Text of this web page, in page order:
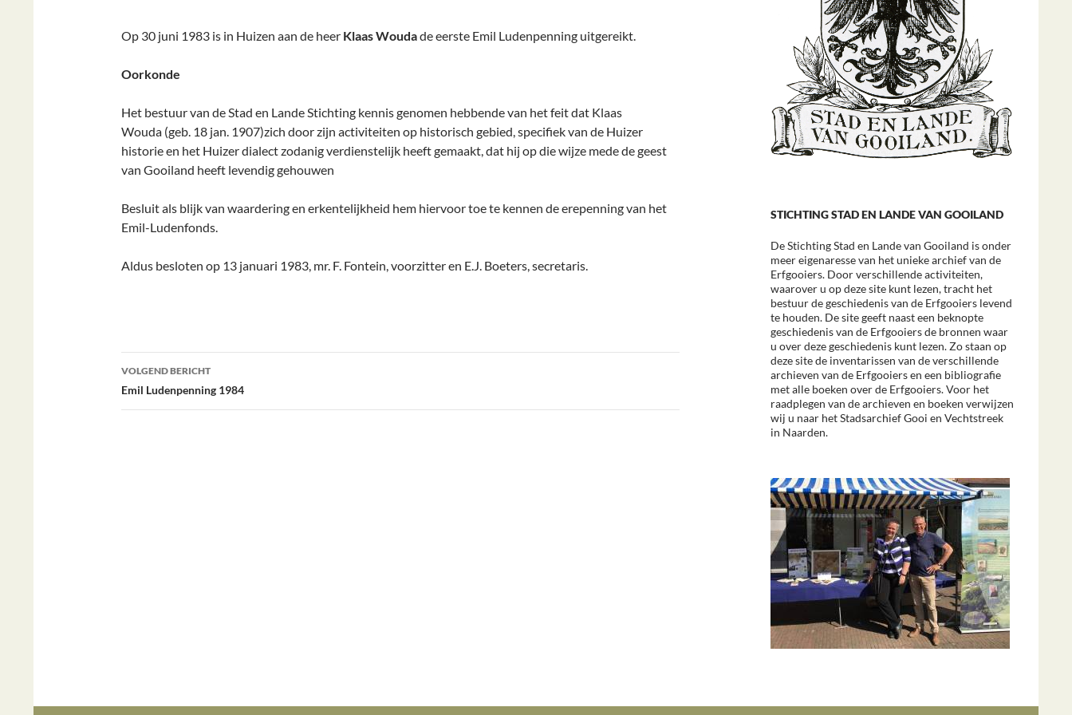
Op 30 juni 1983 is in Huizen aan de heer Klaas Woudade eerste Emil Ludenpenning uitgereikt.
Oorkonde
Het bestuur van de Stad en Lande Stichting kennis genomen hebbende van het feit dat Klaas
Wouda (geb. 18 jan. 1907)zich door zijn activiteiten op historisch gebied, specifiek van de Huizer
historie en het Huizer dialect zodanig verdienstelijk heeft gemaakt, dat hij op die wijze mede de geest
van Gooiland heeft levendig gehouwen
Besluit als blijk van waardering en erkentelijkheid hem hiervoor toe te kennen de erepenning van het
Emil-Ludenfonds.
Aldus besloten op 13 januari 1983, mr. F. Fontein, voorzitter en E.J. Boeters, secretaris.
Bericht
navigatie
VOLGEND BERICHT
Emil Ludenpenning 1984
STICHTING STAD EN LANDE VAN GOOILAND
De Stichting Stad en Lande van Gooiland is onder
meer eigenaresse van het unieke archief van de
Erfgooiers. Door verschillende activiteiten,
waarover u op deze site kunt lezen, tracht het
bestuur de geschiedenis van de Erfgooiers levend
te houden. De site geeft naast een beknopte
geschiedenis van de Erfgooiers de bronnen waar
u over deze geschiedenis kunt lezen. Zo staan op
deze site de inventarissen van de verschillende
archieven van de Erfgooiers en een bibliografie
met alle boeken over de Erfgooiers. Voor het
raadplegen van de archieven en boeken verwijzen
wij u naar het Stadsarchief Gooi en Vechtstreek
in Naarden.